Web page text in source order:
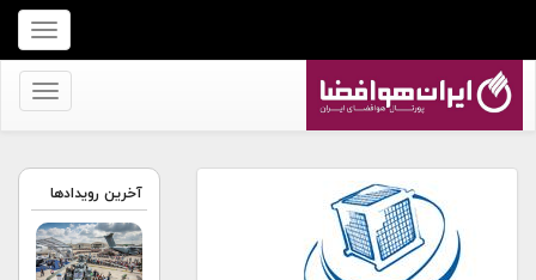
برای
نمایش
منو
برای
کنید
آخرین رویدادها